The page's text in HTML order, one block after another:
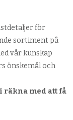
för
sortiment på
vår kunskap
önskemål och
räkna med att få